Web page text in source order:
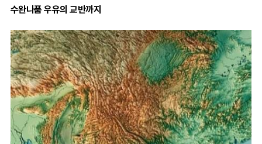
수완나품 우유의 교반까지